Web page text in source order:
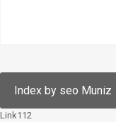
Link112